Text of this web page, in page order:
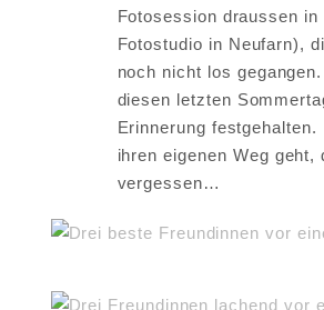
Fotosession draussen
Fotostudio in Neufarn),
noch nicht los
diesen letzten
Erinnerung
ihren eigenen Weg
vergessen…